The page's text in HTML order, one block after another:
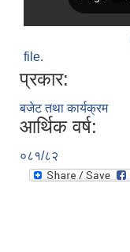
file.
प्रकार:
बजेट तथा कार्यक्रम
आर्थिक वर्ष:
०८१/८२